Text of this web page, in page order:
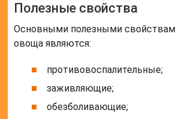
Полезные свойства
Основными полезными
овоща являются:
противовоспалительные;
заживляющие;
обезболивающие;